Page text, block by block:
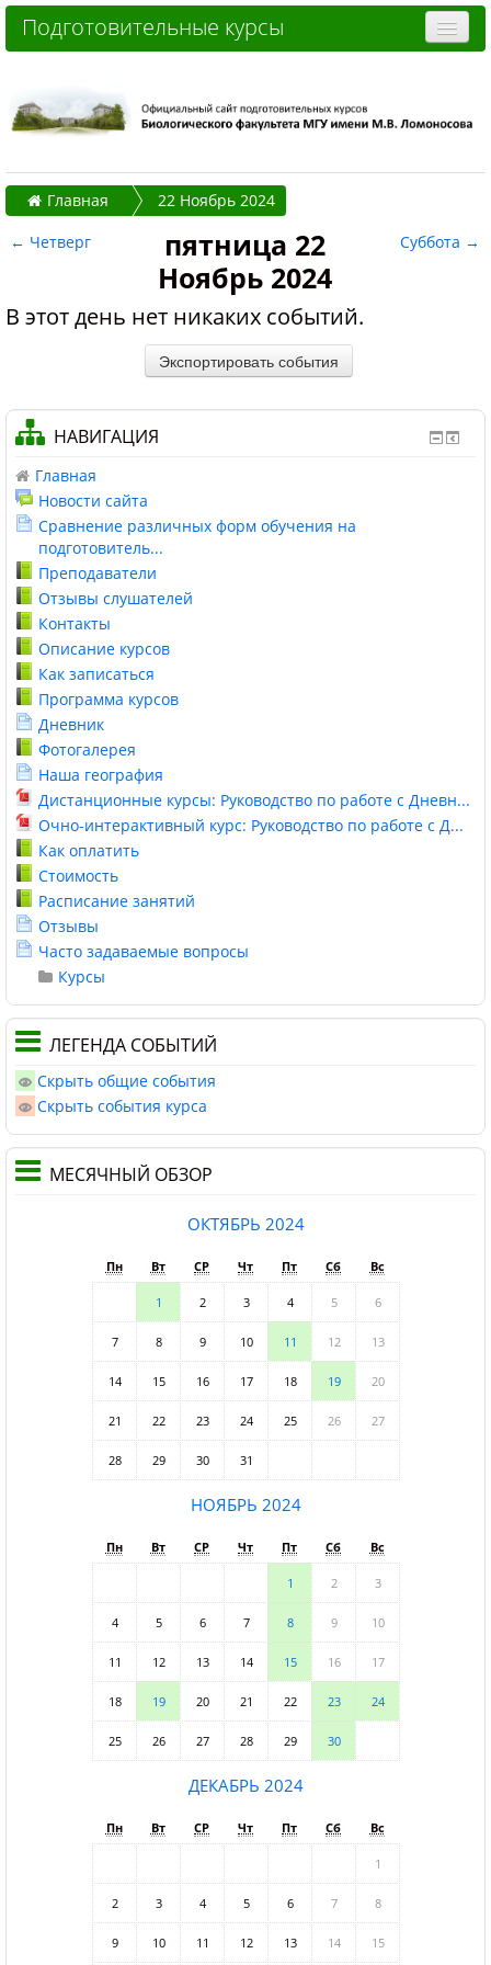
Подготовительные курсы
Дистанционные курсы
Стоимость
Как записаться и оплатить
Часто задаваемые вопросы
Главная
22 Ноябрь 2024
← Четверг
пятница 22
Ноябрь 2024
Суббота →
В этот день нет никаких событий.
НАВИГАЦИЯ
Главная
Новости сайта
Сравнение различных форм обучения на
подготовитель...
Преподаватели
Отзывы слушателей
Контакты
Описание курсов
Как записаться
Программа курсов
Дневник
Фотогалерея
Наша география
Дистанционные курсы: Руководство по работе с Дневн...
Очно-интерактивный курс: Руководство по работе с Д...
Как оплатить
Стоимость
Расписание занятий
Отзывы
Часто задаваемые вопросы
Курсы
ЛЕГЕНДА СОБЫТИЙ
Скрыть общие события
Скрыть события курса
МЕСЯЧНЫЙ ОБЗОР
ОКТЯБРЬ 2024
Пн Вт СР Чт Пт Сб Вс
1 2 3 4 5 6
7 8 9 10 11 12 13
14 15 16 17 18 19 20
21 22 23 24 25 26 27
28 29 30 31
НОЯБРЬ 2024
Пн Вт СР Чт Пт Сб Вс
1 2 3
4 5 6 7 8 9 10
11 12 13 14 15 16 17
18 19 20 21 22 23 24
25 26 27 28 29 30
ДЕКАБРЬ 2024
Пн Вт СР Чт Пт Сб Вс
1
2 3 4 5 6 7 8
9 10 11 12 13 14 15